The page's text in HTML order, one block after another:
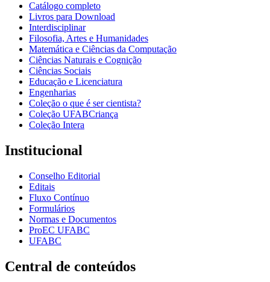
Catálogo completo
Livros para Download
Interdisciplinar
Filosofia, Artes e Humanidades
Matemática e Ciências da Computação
Ciências Naturais e Cognição
Ciências Sociais
Educação e Licenciatura
Engenharias
Coleção o que é ser cientista?
Coleção UFABCriança
Coleção Intera
Institucional
Conselho Editorial
Editais
Fluxo Contínuo
Formulários
Normas e Documentos
ProEC UFABC
UFABC
Central de conteúdos